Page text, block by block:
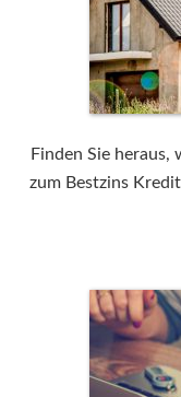
Finden Sie heraus,
zum Bestzins